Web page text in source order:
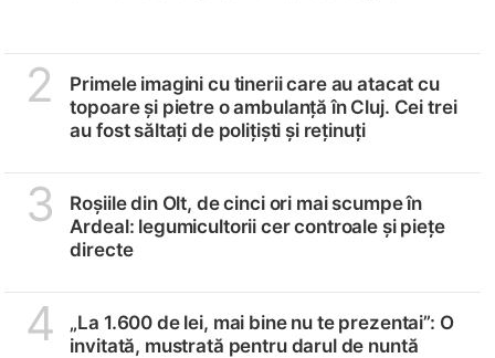
2
Primele imagini cu tinerii care au atacat cu
topoare și pietre o ambulanță în Cluj. Cei trei
au fost săltați de polițiști și reținuți
3
Roșiile din Olt, de cinci ori mai scumpe în
Ardeal: legumicultorii cer controale și piețe
directe
4
„La 1.600 de lei, mai bine nu te prezentai”: O
invitată, mustrată pentru darul de nuntă